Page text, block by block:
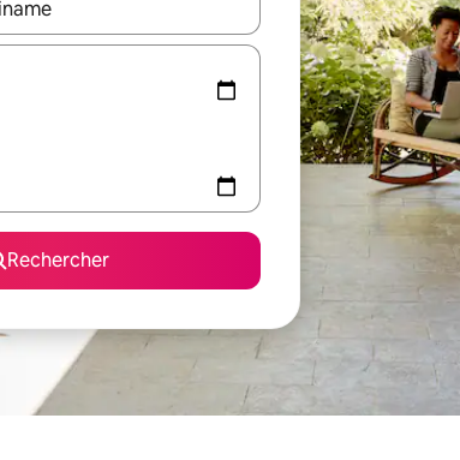
s'affichent, utilisez les flèches vers le haut et vers le bas
Rechercher